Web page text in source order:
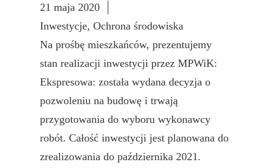
21 maja 2020
Inwestycje, Ochrona środowiska
Na prośbę mieszkańców, prezentujemy
stan realizacji inwestycji przez MPWiK:
Ekspresowa: została wydana decyzja o
pozwoleniu na budowę i trwają
przygotowania do wyboru wykonawcy
robót. Całość inwestycji jest planowana do
zrealizowania do października 2021.